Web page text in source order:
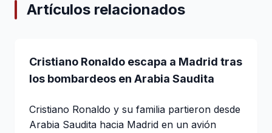
Artículos relacionados
Cristiano Ronaldo escapa a Madrid tras
los bombardeos en Arabia Saudita
Cristiano Ronaldo y su familia partieron desde
Arabia Saudita hacia Madrid en un avión